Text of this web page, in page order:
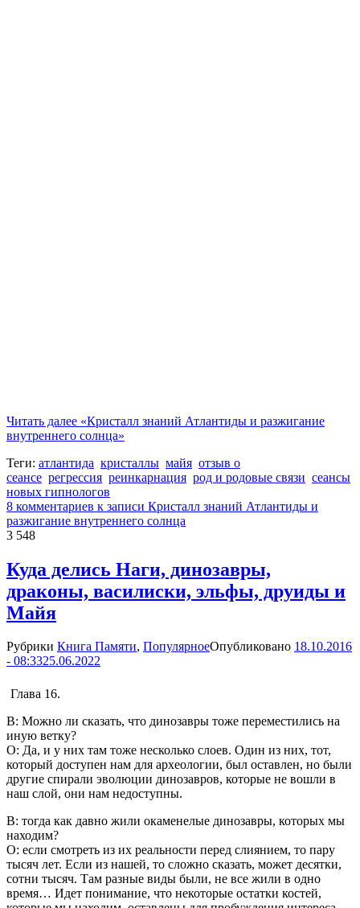
Читать далее «Кристалл знаний Атлантиды и разжигание
внутреннего солнца»
Теги: атлантида кристаллы майя отзыв о
сеансе регрессия реинкарнация род и родовые связи сеансы
новых гипнологов
8 комментариев к записи Кристалл знаний Атлантиды и
разжигание внутреннего солнца
3 548
Куда делись Наги, динозавры,
драконы, василиски, эльфы, друиды и
Майя
Рубрики Книга Памяти, ПопулярноеОпубликовано 18.10.2016
- 08:3325.06.2022
Глава 16.
В: Можно ли сказать, что динозавры тоже переместились на
иную ветку?
О: Да, и у них там тоже несколько слоев. Один из них, тот,
который доступен нам для археологии, был оставлен, но были
другие спирали эволюции динозавров, которые не вошли в
наш слой, они нам недоступны.
В: тогда как давно жили окаменелые динозавры, которых мы
находим?
О: если смотреть из их реальности перед слиянием, то пару
тысяч лет. Если из нашей, то сложно сказать, может десятки,
сотни тысяч. Там разные виды были, не все жили в одно
время… Идет понимание, что некоторые остатки костей,